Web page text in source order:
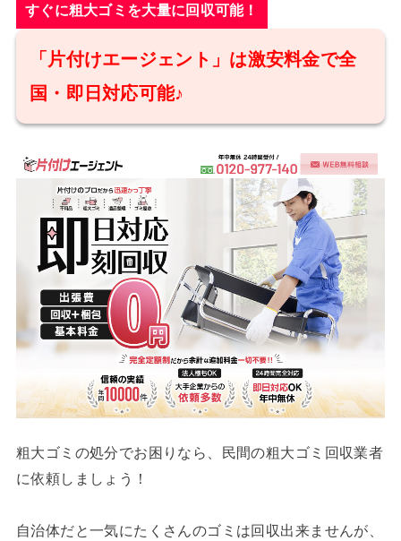
すぐに粗大ゴミを大量に回収可能！
「片付けエージェント」は激安料金で全
国・即日対応可能♪
粗大ゴミの処分でお困りなら、民間の粗大ゴミ回収業者
に依頼しましょう！
自治体だと一気にたくさんのゴミは回収出来ませんが、